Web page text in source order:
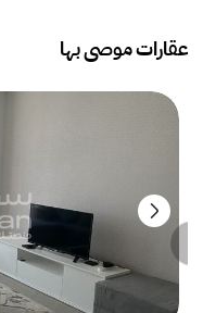
عقارات موصى بها